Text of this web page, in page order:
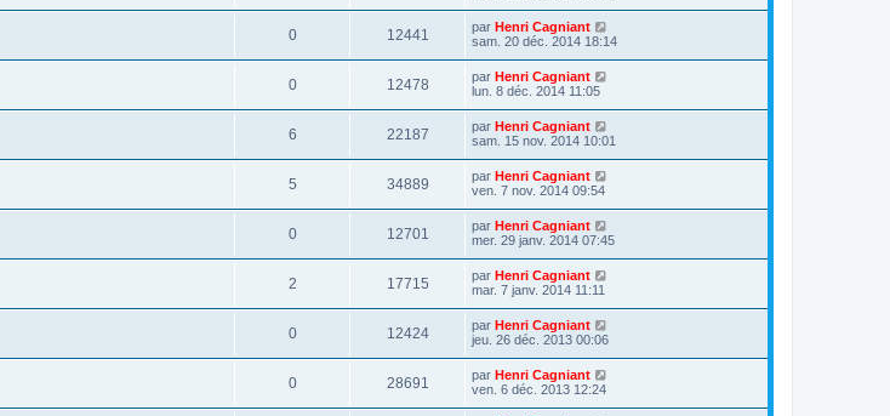
0 12441 par Henri Cagniant
sam. 20 déc. 2014 18:14
0 12478 par Henri Cagniant
lun. 8 déc. 2014 11:05
6 22187 par Henri Cagniant
sam. 15 nov. 2014 10:01
5 34889 par Henri Cagniant
ven. 7 nov. 2014 09:54
0 12701 par Henri Cagniant
mer. 29 janv. 2014 07:45
2 17715 par Henri Cagniant
mar. 7 janv. 2014 11:11
0 12424 par Henri Cagniant
jeu. 26 déc. 2013 00:06
0 28691 par Henri Cagniant
ven. 6 déc. 2013 12:24